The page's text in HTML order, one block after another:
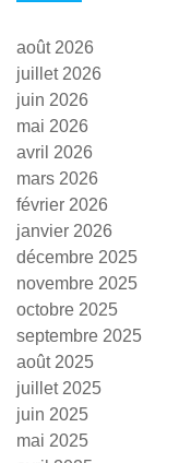
août 2026
juillet 2026
juin 2026
mai 2026
avril 2026
mars 2026
février 2026
janvier 2026
décembre 2025
novembre 2025
octobre 2025
septembre 2025
août 2025
juillet 2025
juin 2025
mai 2025